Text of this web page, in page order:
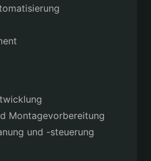
Montagevorbereitung
und -steuerung